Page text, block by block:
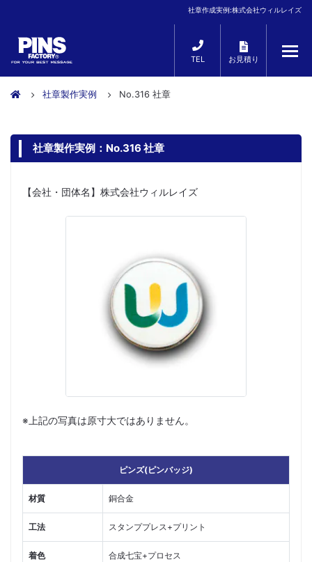
社章作成実例:株式会社ウィルレイズ
TEL お見積り
社章製作実例 No.316 社章
社章製作実例：No.316 社章
【会社・団体名】株式会社ウィルレイズ
※上記の写真は原寸大ではありません。
ピンズ(ピンバッジ)
材質 銅合金
工法 スタンププレス+プリント
着色 合成七宝+プロセス